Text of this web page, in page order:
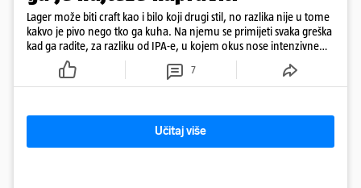
Lager može biti craft kao i bilo koji drugi stil, no razlika nije u tome
kakvo je pivo nego tko ga kuha. Na njemu se primijeti svaka greška
kad ga radite, za razliku od IPA-e, u kojem okus nose intenzivne
7
Učitaj više